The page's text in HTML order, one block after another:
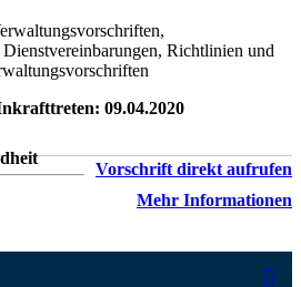
Richtlinien und
09.04.2020
Vorschrift direkt aufrufen
Mehr Informationen